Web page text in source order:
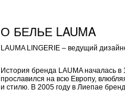
О БЕЛЬЕ LAUMA
LAUMA LINGERIE – ведущий
История бренда LAUMA началась
прославился на всю Европу,
и стилю. В 2005 году в Лиепае